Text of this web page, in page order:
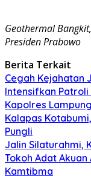
Geothermal
Presiden Prabowo
Berita Terkait
Cegah Kejahatan
Intensifkan Patroli
Kapolres
Kalapas
Pungli
Jalin Silaturahmi,
Tokoh Adat
Kamtibma